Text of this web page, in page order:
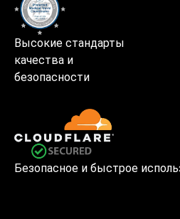
Высокие стандарты
качества и
безопасности
Безопасное и быстрое